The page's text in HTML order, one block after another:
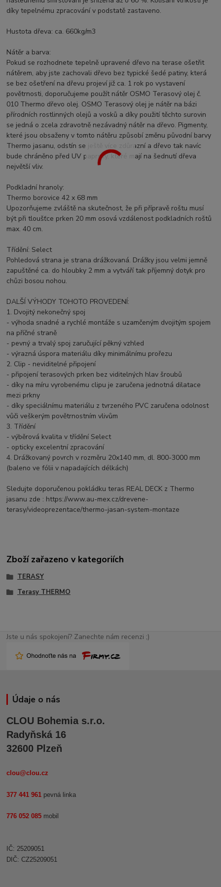
díky tepelnému zpracování v podstatě zastaveno.
Hustota dřeva: ca. 660kg/m3
Nátěr a barva:
Pokud se rozhodnete tepelně upravené dřevo na terase ošetřit
nátěrem, aby jste zachovali dřevo bez typické šedé patiny, která
se bez ošetření na dřevu projeví již ca. 1 rok po vystavení
povětrnosti, doporučujeme použít nátěr OSMO Terasový olej č.
010 Thermo dřevo olej. OSMO Terasový olej je nátěr na bázi
přírodních rostlinných olejů a vosků a díky použití těchto surovin
se jedná o zcela zdravotně nezávadný nátěr na dřevo. Pigmenty,
které jsou obsaženy v tomto nátěru způsobí změnu původní barvy
Thermo jasanu, odstín se ještě více zdůrazní a dřevo tak navíc
bude chráněno před UV paprsky, které mají na šednutí dřeva
největší vliv.
Podkladní hranoly:
Thermo borovice 42 x 68 mm
Upozorňujeme zvláště na skutečnost, že při přípravě roštu musí
být při tloušťce prken 20 mm osová vzdálenost podkladních roštů
max. 40 cm.
Třídění: Select
Pohledová strana je strana drážkovaná. Drážky jsou velmi jemně
zapuštěné ca. do hloubky 2 mm a vytváří tak příjemný dotyk pro
chůzi bosou nohou.
DALŠÍ VÝHODY TOHOTO PROVEDENÍ:
1. Dvojitý nekonečný spoj
- výhoda snadné a rychlé montáže s uzamčeným dvojitým spojem
na příčné straně
- pevný a trvalý spoj zaručující pěkný vzhled
- výrazná úspora materiálu díky minimálnímu prořezu
2. Clip - neviditelné připojení
- připojení terasových prken bez viditelných hlav šroubů
- díky na míru vyrobenému clipu je zaručena jednotná dilatace
mezi prkny
- díky speciálnímu materiálu z tvrzeného PVC zaručena odolnost
vůči veškerým povětrnostním vlivům
3. Třídění
- výběrová kvalita v třídění Select
- opticky excelentní zpracování
4. Drážkovaný povrch v rozměru 20x140 mm, dl. 800-3000 mm
(baleno ve fólii v napadajících délkách)
Sledujte doporučenou pokládku teras REAL DECK z Thermo
jasanu zde : https://www.au-mex.cz/drevene-
terasy/videoprezentace/thermo-jasan-system-montaze
Zboží zařazeno v kategoriích
TERASY
Terasy THERMO
Jste u nás spokojení? Zanechte nám recenzi ;)
Údaje o nás
CLOU Bohemia s.r.o.
Radyňská 16
32600 Plzeň
clou@clou.cz
377 441 961 pevná linka
776 052 085 mobil
IČ: 25209051
DIČ: CZ25209051